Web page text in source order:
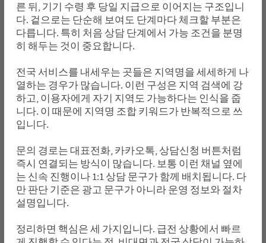
른 뒤, 기기 수령 후 당일 지급으로 이어지는 구조입니
다. 겉으로는 단순해 보여도 단계마다 체크할 부분은
다릅니다. 특히 처음 상담 단계에서 가능 조건을 분명
히 해두는 것이 중요합니다.
전국 서비스를 내세우는 곳들은 지역명을 세세하게 나
열하는 경우가 많습니다. 이런 구성은 지역 검색에 강
하고, 이용자에게 자기 지역도 가능하다는 인식을 줍
니다. 이 때문에 지역명 조합 키워드가 반복적으로 쓰
입니다.
문의 경로는 대표전화, 카카오톡, 상담신청 버튼처럼
즉시 연결되는 방식이 많습니다. 보통 이런 채널 옆에
는 신속 진행이나 1:1 상담 문구가 함께 배치됩니다. 다
만 판단 기준은 광고 문구가 아니라 운영 정보와 절차
설명입니다.
정리하면 핵심은 세 가지입니다. 급전 상황에서 빠르